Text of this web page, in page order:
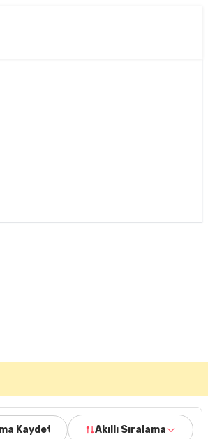
Kaydet Akıllı Sıralama